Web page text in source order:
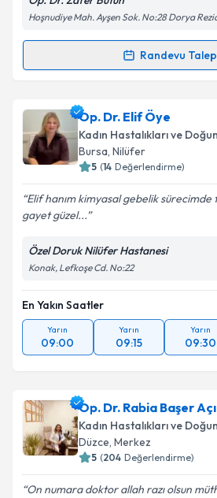
Kişisel verilerimin
kapsamda işlenmesini kabul
Takvim Talebini
Hoşnudiye Mah. Ayşen Sok. No:28 Dorya
Randevu
Randevu Takvimi Talebi
Op. Dr. Zafer Bütüniçin
oluşturun. Size bu uzmandan
takvim hazırlandığında e-posta
Kişisel verilerimin
Metni'ni okudum ve kişisel
kapsamda işlenmesini kabul
Takvim Talebini
Op. Dr. Elif Öye
Kadın Hastalıkları ve
Bursa, Nilüfer
5 (14 Değerlendirme)
Elif hanım kimyasal gebelik sürecimde
gayet güzel...
Özel Doruk Nilüfer Hastanesi
Konak, Lefkoşe Cd. No:22
En Yakın Saatler
Yarın
09:00
Yarın
09:15
Yarın
09:30
Op. Dr. Rabia Başer
Kadın Hastalıkları ve
Düzce, Merkez
5 (204 Değerlendirme)
On numara doktor allah razı olsun